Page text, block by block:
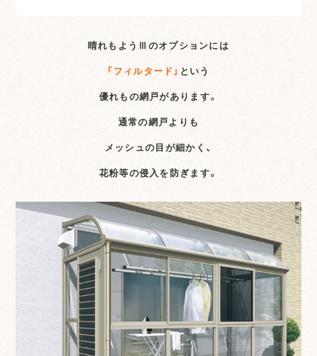
晴れもようⅢのオプションには
「フィルタード」 という
優れもの網戸があります。
通常の網戸よりも
メッシュの目が細かく、
花粉等の侵入を防ぎます。